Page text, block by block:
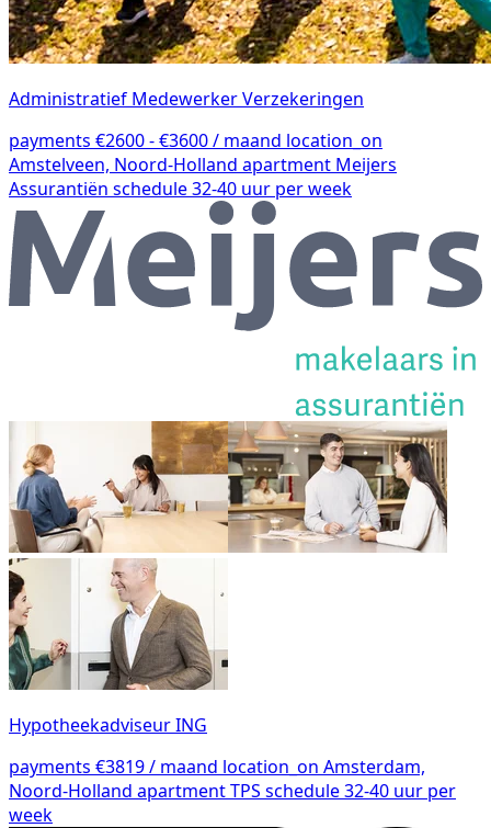
Administratief Medewerker Verzekeringen
payments €2600 - €3600 / maand location_on
Amstelveen, Noord-Holland apartment Meijers
Assurantiën schedule32-40 uur per week
Hypotheekadviseur ING
payments €3819 / maand location_on Amsterdam,
Noord-Holland apartmentTPS schedule32-40 uur per
week